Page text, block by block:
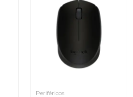
Periféricos